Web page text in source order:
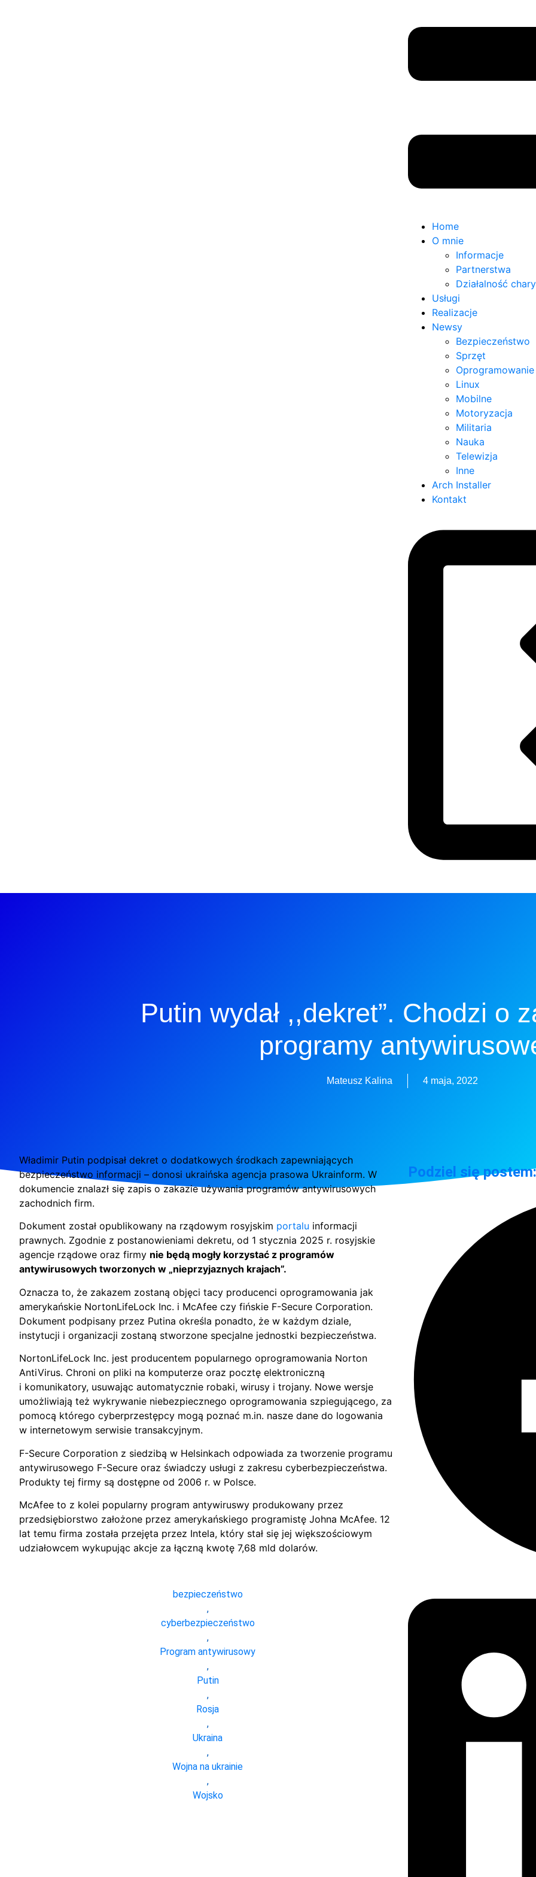
Home
O mnie
Informacje
Partnerstwa
Działalność
Usługi
Realizacje
Newsy
Bezpieczeństwo
Sprzęt
Oprogramowanie
Linux
Mobilne
Motoryzacja
Militaria
Nauka
Telewizja
Inne
Arch Installer
Kontakt
Putin wydał ,,dekret”. Chodzi o
programy
Mateusz Kalina 4 maja, 2022
Władimir Putin podpisał dekret o dodatkowych środkach zapewniających
bezpieczeństwo informacji – donosi ukraińska agencja prasowa Ukrainform. W
dokumencie znalazł się zapis o zakazie używania programów antywirusowych
zachodnich firm.
Dokument został opublikowany na rządowym rosyjskim portalu informacji
prawnych. Zgodnie z postanowieniami dekretu, od 1 stycznia 2025 r. rosyjskie
agencje rządowe oraz firmy nie będą mogły korzystać z programów
antywirusowych tworzonych w „nieprzyjaznych krajach”.
Oznacza to, że zakazem zostaną objęci tacy producenci oprogramowania jak
amerykańskie NortonLifeLock Inc. i McAfee czy fińskie F-Secure Corporation.
Dokument podpisany przez Putina określa ponadto, że w każdym dziale,
instytucji i organizacji zostaną stworzone specjalne jednostki bezpieczeństwa.
NortonLifeLock Inc. jest producentem popularnego oprogramowania Norton
AntiVirus. Chroni on pliki na komputerze oraz pocztę elektroniczną
i komunikatory, usuwając automatycznie robaki, wirusy i trojany. Nowe wersje
umożliwiają też wykrywanie niebezpiecznego oprogramowania szpiegującego, za
pomocą którego cyberprzestępcy mogą poznać m.in. nasze dane do logowania
w internetowym serwisie transakcyjnym.
F-Secure Corporation z siedzibą w Helsinkach odpowiada za tworzenie programu
antywirusowego F-Secure oraz świadczy usługi z zakresu cyberbezpieczeństwa.
Produkty tej firmy są dostępne od 2006 r. w Polsce.
McAfee to z kolei popularny program antywiruswy produkowany przez
przedsiębiorstwo założone przez amerykańskiego programistę Johna McAfee. 12
lat temu firma została przejęta przez Intela, który stał się jej większościowym
udziałowcem wykupując akcje za łączną kwotę 7,68 mld dolarów.
bezpieczeństwo
,
cyberbezpieczeństwo
,
Program antywirusowy
,
Putin
,
Rosja
,
Ukraina
,
Wojna na ukrainie
,
Wojsko
Podziel się postem: